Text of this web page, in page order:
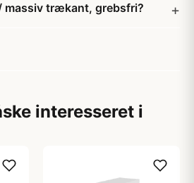
massiv trækant, grebsfri?
interesseret i